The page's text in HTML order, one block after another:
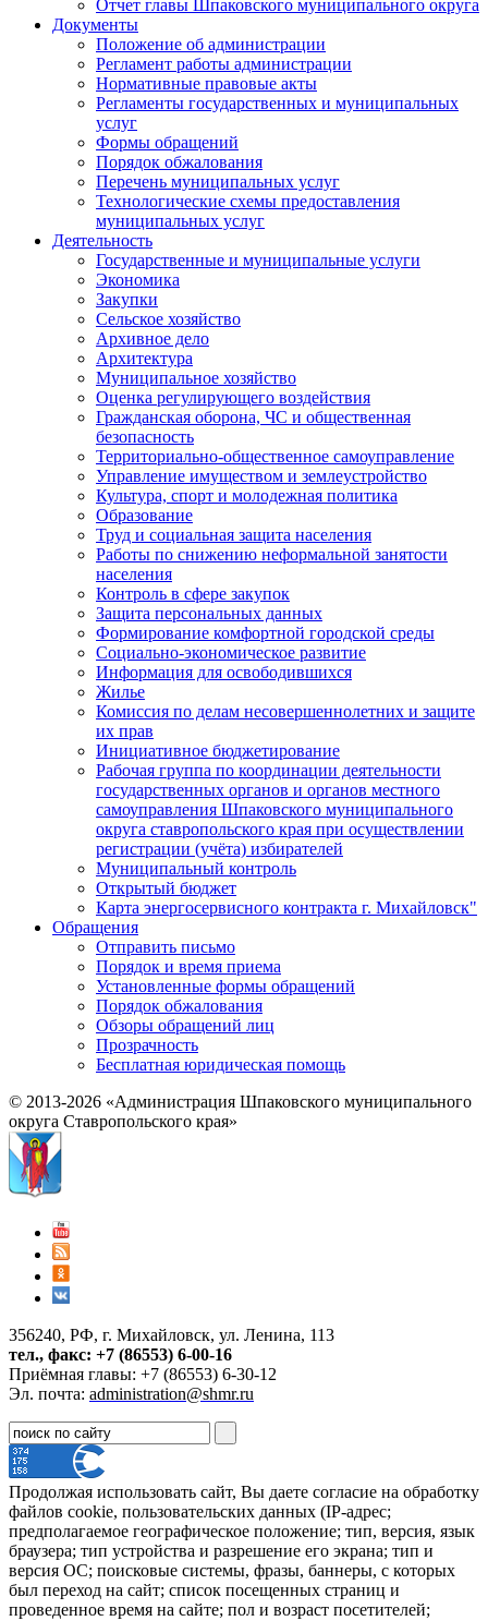
Отчет главы Шпаковского муниципального округа
Документы
Положение об администрации
Регламент работы администрации
Нормативные правовые акты
Регламенты государственных и муниципальных
услуг
Формы обращений
Порядок обжалования
Перечень муниципальных услуг
Технологические схемы предоставления
муниципальных услуг
Деятельность
Государственные и муниципальные услуги
Экономика
Закупки
Сельское хозяйство
Архивное дело
Архитектура
Муниципальное хозяйство
Оценка регулирующего воздействия
Гражданская оборона, ЧС и общественная
безопасность
Территориально-общественное самоуправление
Управление имуществом и землеустройство
Культура, спорт и молодежная политика
Образование
Труд и социальная защита населения
Работы по снижению неформальной занятости
населения
Контроль в сфере закупок
Защита персональных данных
Формирование комфортной городской среды
Социально-экономическое развитие
Информация для освободившихся
Жилье
Комиссия по делам несовершеннолетних и защите
их прав
Инициативное бюджетирование
Рабочая группа по координации деятельности
государственных органов и органов местного
самоуправления Шпаковского муниципального
округа ставропольского края при осуществлении
регистрации (учёта) избирателей
Муниципальный контроль
Открытый бюджет
Карта энергосервисного контракта г. Михайловск"
Обращения
Отправить письмо
Порядок и время приема
Установленные формы обращений
Порядок обжалования
Обзоры обращений лиц
Прозрачность
Бесплатная юридическая помощь
© 2013-2026 «Администрация Шпаковского муниципального
округа Ставропольского края»
356240, РФ, г. Михайловск, ул. Ленина, 113
тел., факс: +7 (86553) 6-00-16
Приёмная главы: +7 (86553) 6-30-12
Эл. почта: administration@shmr.ru
Продолжая использовать сайт, Вы даете согласие на обработку
файлов cookie, пользовательских данных (IP-адрес;
предполагаемое географическое положение; тип, версия, язык
браузера; тип устройства и разрешение его экрана; тип и
версия ОС; поисковые системы, фразы, баннеры, с которых
был переход на сайт; список посещенных страниц и
проведенное время на сайте; пол и возраст посетителей;